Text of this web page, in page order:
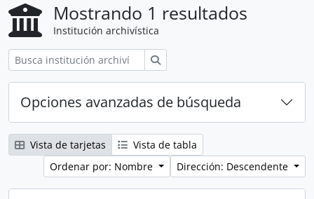
Mostrando 1 resultados
Institución archivística
Opciones avanzadas de búsqueda
Vista de tarjetas
Vista de tabla
Ordenar por: Nombre
Dirección: Descendente